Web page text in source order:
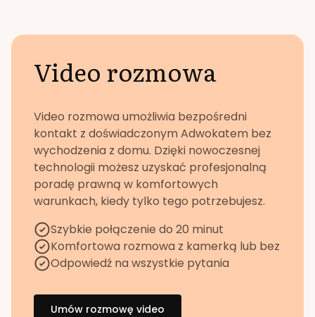
Video rozmowa
Video rozmowa umożliwia bezpośredni
kontakt z doświadczonym Adwokatem bez
wychodzenia z domu. Dzięki nowoczesnej
technologii możesz uzyskać profesjonalną
poradę prawną w komfortowych
warunkach, kiedy tylko tego potrzebujesz.
Szybkie połączenie do 20 minut
Komfortowa rozmowa z kamerką lub bez
Odpowiedź na wszystkie pytania
Umów rozmowę video